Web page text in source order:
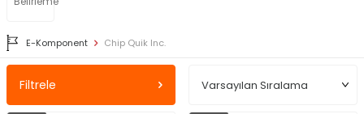
E-Komponent Chip Quik Inc.
Filtrele